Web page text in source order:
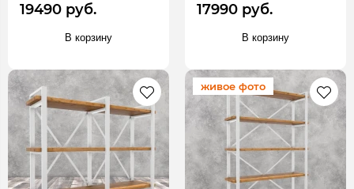
19490 руб.
В корзину
17990 руб.
В корзину
живое фото